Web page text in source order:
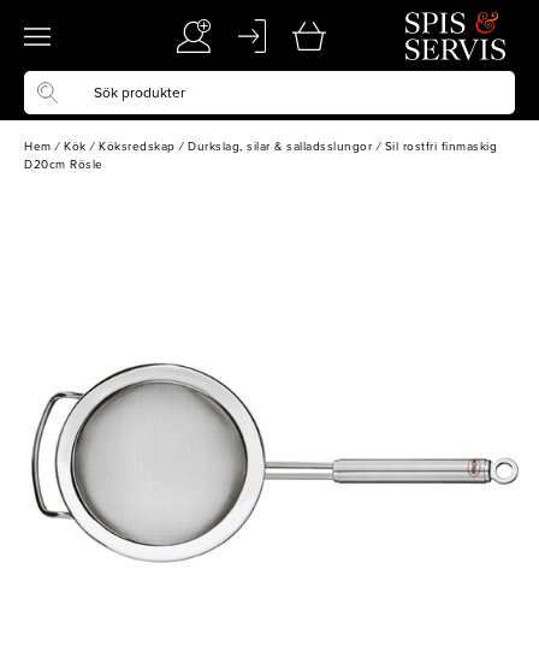
Hem / Kök / Köksredskap / Durkslag, silar & salladsslungor / Sil rostfri finmaskig
D20cm Rösle